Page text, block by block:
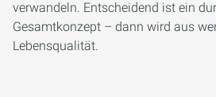
verwandeln. Entscheidend ist ein
Gesamtkonzept – dann wird aus
Lebensqualität.